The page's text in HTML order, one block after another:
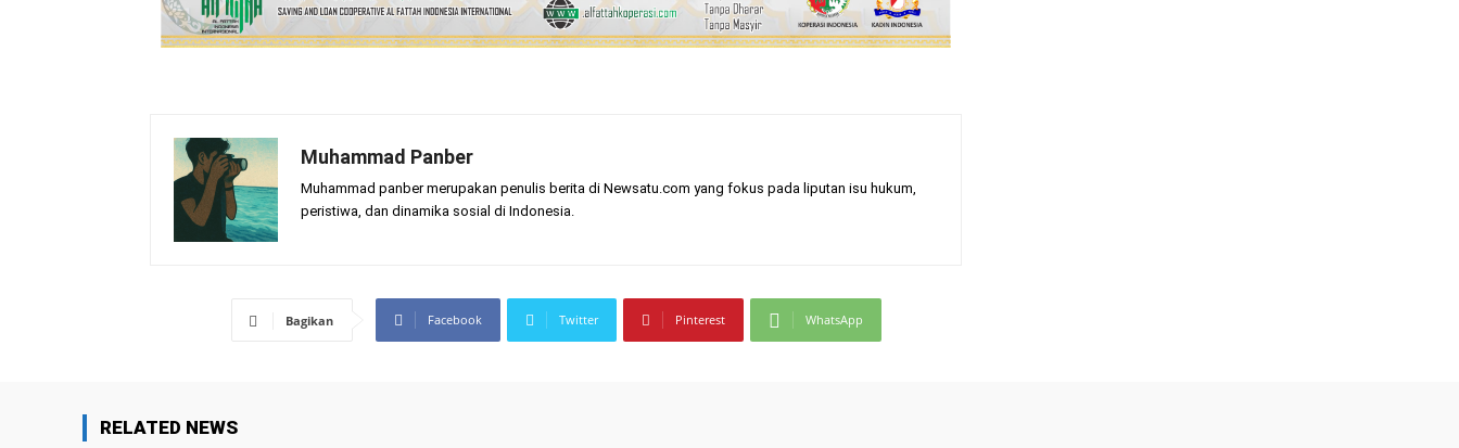
Muhammad Panber
Muhammad panber merupakan penulis berita di Newsatu.com yang fokus pada liputan isu hukum,
peristiwa, dan dinamika sosial di Indonesia.
Bagikan Facebook Twitter Pinterest WhatsApp
RELATED NEWS